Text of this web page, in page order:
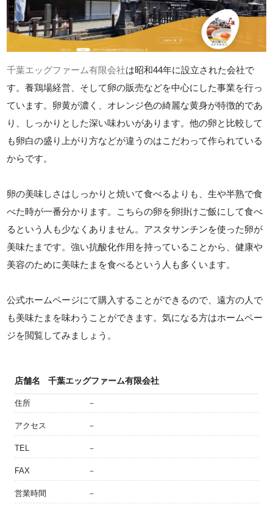
千葉エッグファーム有限会社は昭和44年に設立された会社で
す。養鶏場経営、そして卵の販売などを中心にした事業を行っ
ています。卵黄が濃く、オレンジ色の綺麗な黄身が特徴的であ
り、しっかりとした深い味わいがあります。他の卵と比較して
も卵白の盛り上がり方などが違うのはこだわって作られている
からです。
卵の美味しさはしっかりと焼いて食べるよりも、生や半熟で食
べた時が一番分かります。こちらの卵を卵掛けご飯にして食べ
るという人も少なくありません。アスタサンチンを使った卵が
美味たまです。強い抗酸化作用を持っていることから、健康や
美容のために美味たまを食べるという人も多くいます。
公式ホームページにて購入することができるので、遠方の人で
も美味たまを味わうことができます。気になる方はホームペー
ジを閲覧してみましょう。
店舗名 千葉エッグファーム有限会社
住所 －
アクセス －
TEL －
FAX －
営業時間 －